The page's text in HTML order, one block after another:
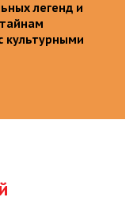
легенд и
культурными